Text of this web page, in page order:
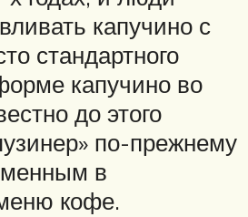
капучино с
стандартного
капучино во
до этого
по-прежнему
в
кофе.